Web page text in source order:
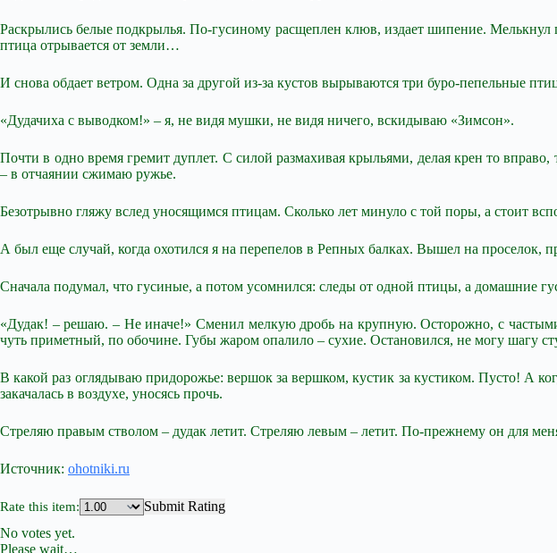
Раскрылись белые подкрылья. По-гусиному расщеплен клюв, издает шипение.
птица отрывается от земли…
И снова обдает ветром. Одна за другой из-за кустов вырываются три буро-пепельные
«Дудачиха с выводком!» – я, не видя мушки, не видя ничего, вскидываю «Зимсон».
Почти в одно время гремит дуплет. С силой размахивая крыльями, делая крен то
– в отчаянии сжимаю ружье.
Безотрывно гляжу вслед уносящимся птицам. Сколько лет минуло с той поры, а стоит
А был еще случай, когда охотился я на перепелов в Репных балках. Вышел на
Сначала подумал, что гусиные, а потом усомнился: следы от одной птицы, а домашние
«Дудак! – решаю. – Не иначе!» Сменил мелкую дробь на крупную. Осторожно, с частыми
чуть приметный, по обочине. Губы жаром опалило – сухие. Остановился, не могу шагу
В какой раз оглядываю придорожье: вершок за вершком, кустик за кустиком. Пусто! А
закачалась в воздухе, уносясь прочь.
Стреляю правым стволом – дудак летит. Стреляю левым – летит. По-прежнему он для
Источник: ohotniki.ru
Rate this item:
Submit Rating
No votes yet.
Please wait…